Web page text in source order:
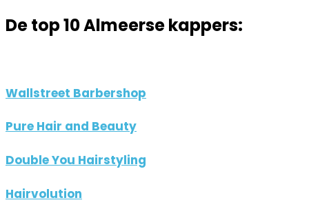
De top 10 Almeerse kappers:
Wallstreet Barbershop
Pure Hair and Beauty
Double You Hairstyling
Hairvolution